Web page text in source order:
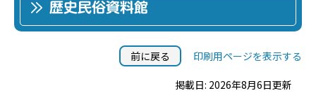
歴史民俗資料館
前に戻る 印刷用ページを表示する
掲載日: 2026年8月6日更新